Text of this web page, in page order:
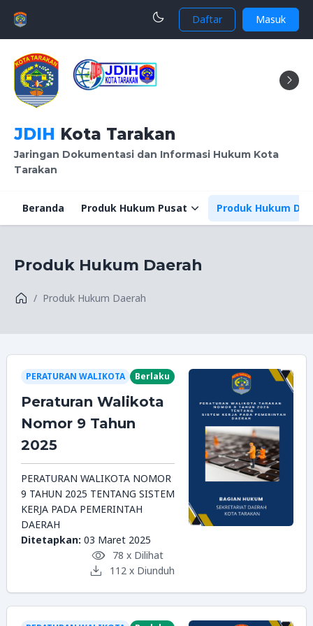
Daftar Masuk
JDIH Kota Tarakan
Jaringan Dokumentasi dan Informasi Hukum Kota
Tarakan
Beranda Produk Hukum Pusat Produk Hukum
Produk Hukum Daerah
Produk Hukum Daerah
PERATURAN WALIKOTA Berlaku
Peraturan Walikota
Nomor 9 Tahun
2025
PERATURAN WALIKOTA NOMOR
9 TAHUN 2025 TENTANG SISTEM
KERJA PADA PEMERINTAH
DAERAH
Ditetapkan: 03 Maret 2025
78 x Dilihat
112 x Diunduh